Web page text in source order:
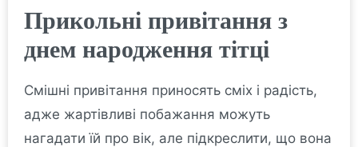
Прикольні привітання з
днем народження тітці
Смішні привітання приносять сміх і радість,
адже жартівливі побажання можуть
нагадати їй про вік, але підкреслити, що вона